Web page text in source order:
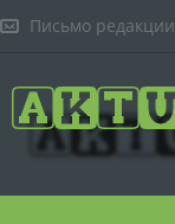
Письмо редакции